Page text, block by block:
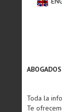
Toda la
Te